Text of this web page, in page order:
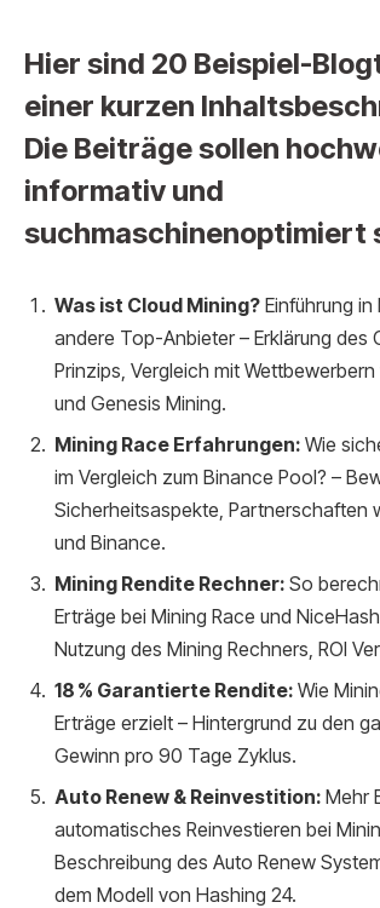
Hier sind 20 Beispiel-
einer kurzen
Die Beiträge sollen
informativ und
suchmaschinenoptimiert
Was ist Cloud Mining? Einführung in
andere Top-Anbieter – Erklärung des
Prinzips, Vergleich mit Wettbewerbern
und Genesis Mining.
Mining Race Erfahrungen: Wie
im Vergleich zum Binance Pool? –
Sicherheitsaspekte, Partnerschaften
und Binance.
Mining Rendite Rechner: So
Erträge bei Mining Race und
Nutzung des Mining Rechners, ROI
18 % Garantierte Rendite: Wie
Erträge erzielt – Hintergrund zu den
Gewinn pro 90 Tage Zyklus.
Auto Renew & Reinvestition: Mehr
automatisches Reinvestieren bei
Beschreibung des Auto Renew
dem Modell von Hashing 24.